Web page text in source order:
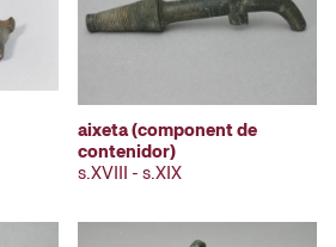
aixeta (component de
contenidor)
s.XVIII - s.XIX